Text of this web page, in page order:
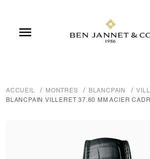

ACCUEIL MONTRES BLANCPAIN
BLANCPAIN VILLERET 37.60 MM ACIER